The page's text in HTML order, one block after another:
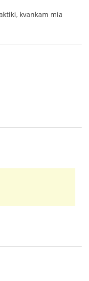
kvankam mia